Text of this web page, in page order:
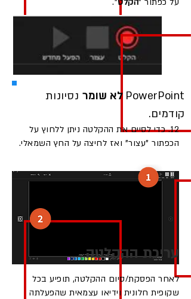
PowerPoint לא שומר נסיונות
קודמים.
12. כדי לסיים את ההקלטה ניתן ללחוץ על
הכפתור "עצור" ואז לחיצה על החץ השמאלי.
עריכת ההקלטה
לאחר הפסקת/סיום ההקלטה, תופיע בכל
שקופית חלונית וידיאו עצמאית שהפעלתה